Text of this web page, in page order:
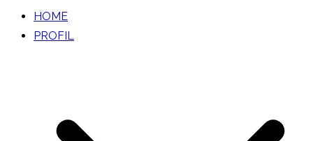
HOME
PROFIL